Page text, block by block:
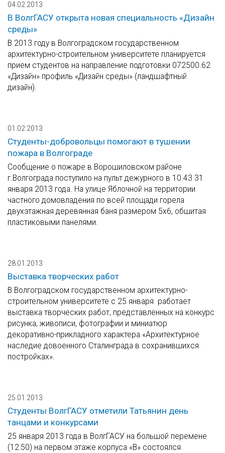
04.02.2013
В ВолгГАСУ открыта новая специальность «Дизайн
среды»
В 2013 году в Волгоградском государственном
архитектурно-строительном университете планируется
прием студентов на направление подготовки 072500.62
«Дизайн» профиль «Дизайн среды» (ландшафтный
дизайн).
01.02.2013
Студенты-добровольцы помогают в тушении
пожара в Волгограде
Сообщение о пожаре в Ворошиловском районе
г.Волгограда поступило на пульт дежурного в 10.43 31
января 2013 года. На улице Яблочной на территории
частного домовладения по всей площади горела
двухэтажная деревянная баня размером 5х6, обшитая
пластиковыми панелями.
28.01.2013
Выставка творческих работ
В Волгоградском государственном архитектурно-
строительном университете с 25 января работает
выставка творческих работ, представленных на конкурс
рисунка, живописи, фотографии и миниатюр
декоративно-прикладного характера «Архитектурное
наследие довоенного Сталинграда в сохранившихся
постройках».
25.01.2013
Студенты ВолгГАСУ отметили Татьянин день
танцами и конкурсами
25 января 2013 года в ВолгГАСУ на большой перемене
(12:50) на первом этаже корпуса «В» состоялся